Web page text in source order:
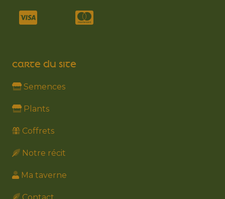
CARTE DU SITE
Semences
Plants
Coffrets
Notre récit
Ma taverne
Contact